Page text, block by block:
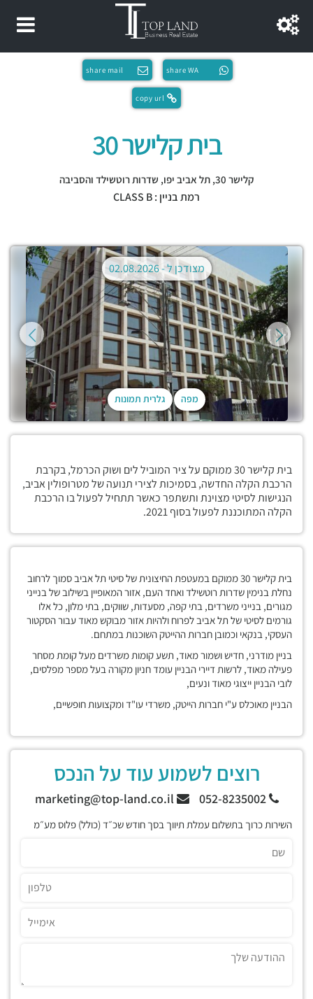
share WA
share mail
copy url
בית קלישר 30
קלישר 30, תל אביב יפו, שדרות רוטשילד והסביבה
רמת בניין : CLASS B
מפה גלרית תמונות
מצודכן ל -02.08.2026
בית קלישר 30 ממוקם על ציר המוביל לים ושוק הכרמל, בקרבת
הרכבת הקלה החדשה, בסמיכות לצירי תנועה של מטרופולין אביב,
הנגישות לסיטי מצוינת ותשתפר כאשר תתחיל לפעול בו הרכבת
הקלה המתוכננת לפעול בסוף 2021.
בית קלישר 30 ממוקם במעטפת החיצונית של סיטי תל אביב סמוך לרחוב
נחלת בנימין שדרות רוטשילד ואחד העם, אזור המאופיין בשילוב של בנייני
מגורים, בנייני משרדים, בתי קפה, מסעדות, שווקים, בתי מלון, כל אלו
גורמים לסיטי של תל אביב לפרוח ולהיות אזור מבוקש מאוד עבור הסקטור
העסקי, בנקאי וכמובן חברות ההייטק השוכנות במתחם.
בניין מודרני, חדיש ושמור מאוד, תשע קומות משרדים מעל קומת מסחר
פעילה מאוד, לרשות דיירי הבניין עומד חניון מקורה בעל מספר מפלסים,
לובי הבניין ייצוגי מאוד ונעים,
הבניין מאוכלס ע"י חברות הייטק, משרדי עו"ד ומקצועות חופשיים,
רוצים לשמוע עוד על הנכס
052-8235002
השירות כרוך בתשלום עמלת תיווך בסך חודש שכ״ד (כולל) פלוס מע״מ